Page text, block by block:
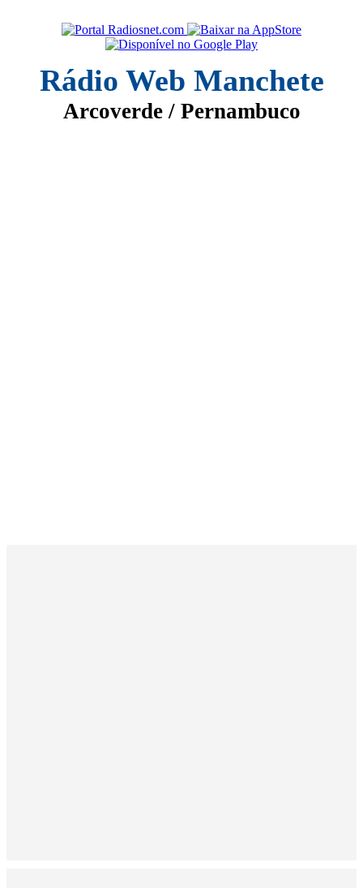
Rádio Web Manchete
Arcoverde / Pernambuco